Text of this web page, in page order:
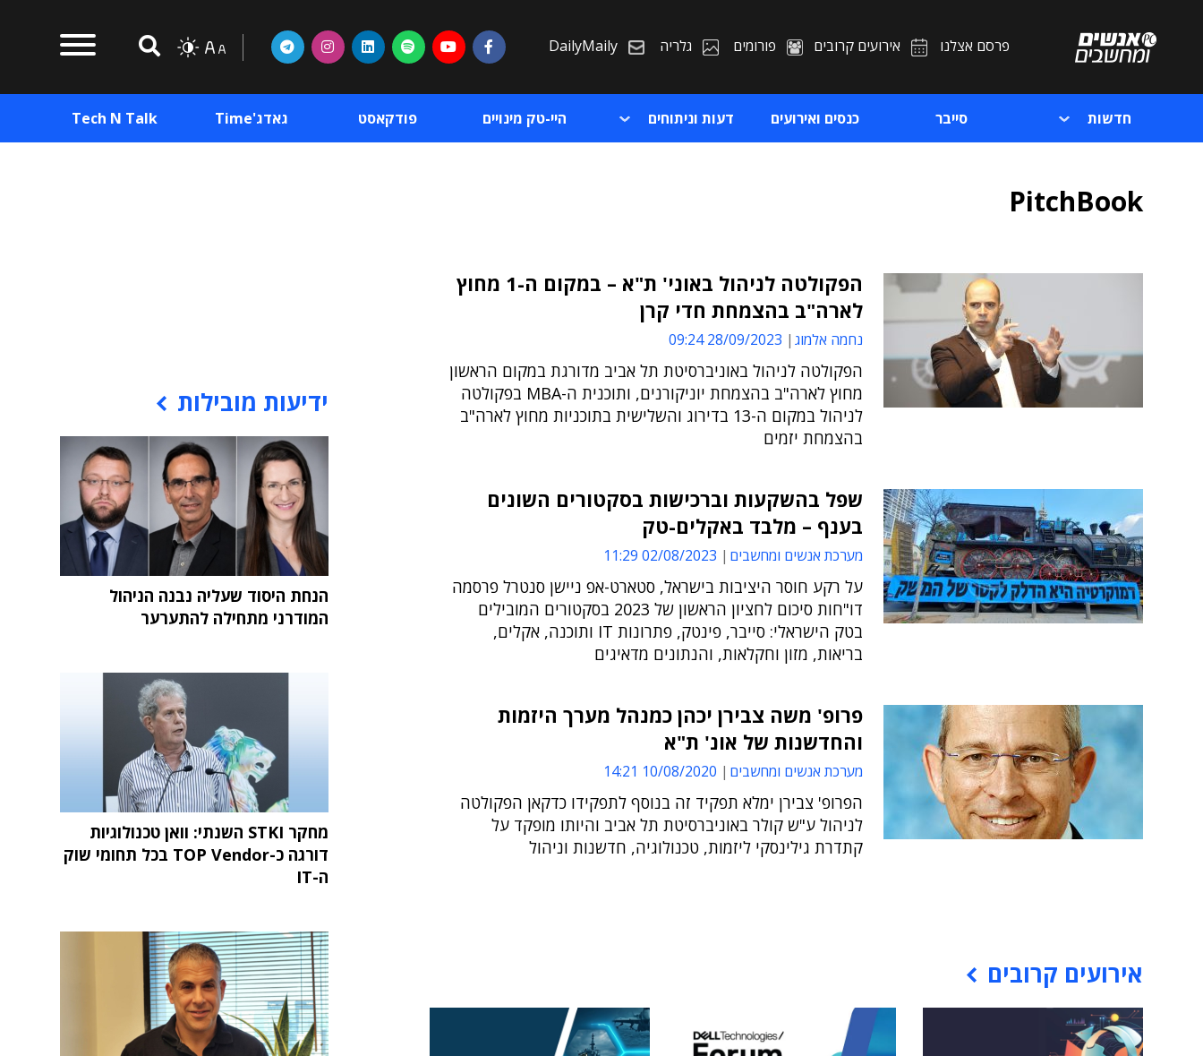
פרסם אצלנו אירועים קרובים פורומים גלריה DailyMaily
חדשות סייבר כנסים ואירועים דעות וניתוחים היי-טק מינויים פודקאסט גאדג'Time Tech N Talk
PitchBook
הפקולטה לניהול באוני' ת"א – במקום ה-1 מחוץ
לארה"ב בהצמחת חדי קרן
נחמה אלמוג 28/09/2023 09:24
הפקולטה לניהול באוניברסיטת תל אביב מדורגת במקום הראשון
מחוץ לארה"ב בהצמחת יוניקורנים, ותוכנית ה-MBA בפקולטה
לניהול במקום ה-13 בדירוג והשלישית בתוכניות מחוץ לארה"ב
בהצמחת יזמים
שפל בהשקעות וברכישות בסקטורים השונים
בענף – מלבד באקלים-טק
מערכת אנשים ומחשבים 02/08/2023 11:29
על רקע חוסר היציבות בישראל, סטארט-אפ ניישן סנטרל פרסמה
דו"חות סיכום לחציון הראשון של 2023 בסקטורים המובילים
בטק הישראלי: סייבר, פינטק, פתרונות IT ותוכנה, אקלים,
בריאות, מזון וחקלאות, והנתונים מדאיגים
פרופ' משה צבירן יכהן כמנהל מערך היזמות
והחדשנות של אונ' ת"א
מערכת אנשים ומחשבים 10/08/2020 14:21
הפרופ' צבירן ימלא תפקיד זה בנוסף לתפקידו כדקאן הפקולטה
לניהול ע"ש קולר באוניברסיטת תל אביב והיותו מופקד על
קתדרת גילינסקי ליזמות, טכנולוגיה, חדשנות וניהול
אירועים קרובים
ידיעות מובילות
הנחת היסוד שעליה נבנה הניהול
המודרני מתחילה להתערער
מחקר STKI השנתי: וואן טכנולוגיות
דורגה כ-TOP Vendor בכל תחומי שוק
ה-IT